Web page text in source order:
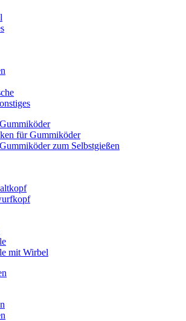
für Gummiköder
zum Selbstgießen
mit Wirbel